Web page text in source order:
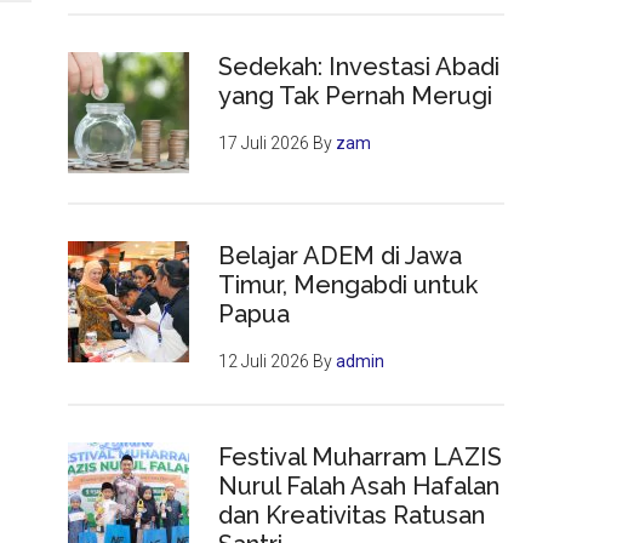
Sedekah: Investasi Abadi
yang Tak Pernah Merugi
17 Juli 2026 By zam
Belajar ADEM di Jawa
Timur, Mengabdi untuk
Papua
12 Juli 2026 Byadmin
Festival Muharram LAZIS
Nurul Falah Asah Hafalan
dan Kreativitas Ratusan